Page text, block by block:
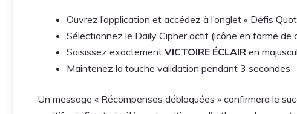
Ouvrez l’application et accédez à l’onglet « Défis
Sélectionnez le Daily Cipher actif (icône en forme de
Saisissez exactement VICTOIRE ÉCLAIR en
Maintenez la touche validation pendant 3 secondes
Un message « Récompenses débloquées » confirmera le